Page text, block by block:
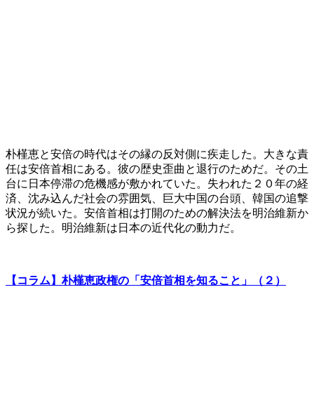
朴槿恵と安倍の時代はその縁の反対側に疾走した。大きな責
任は安倍首相にある。彼の歴史歪曲と退行のためだ。その土
台に日本停滞の危機感が敷かれていた。失われた２０年の経
済、沈み込んだ社会の雰囲気、巨大中国の台頭、韓国の追撃
状況が続いた。安倍首相は打開のための解決法を明治維新か
ら探した。明治維新は日本の近代化の動力だ。
【コラム】朴槿恵政権の「安倍首相を知ること」（２）